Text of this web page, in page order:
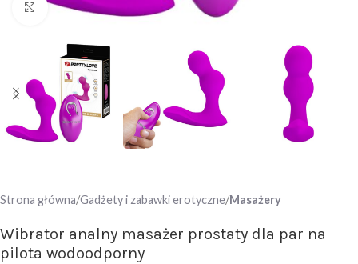
Click to enlarge
Strona główna Gadżety i zabawki erotyczne Masażery
Wibrator analny masażer prostaty dla par na
pilota wodoodporny